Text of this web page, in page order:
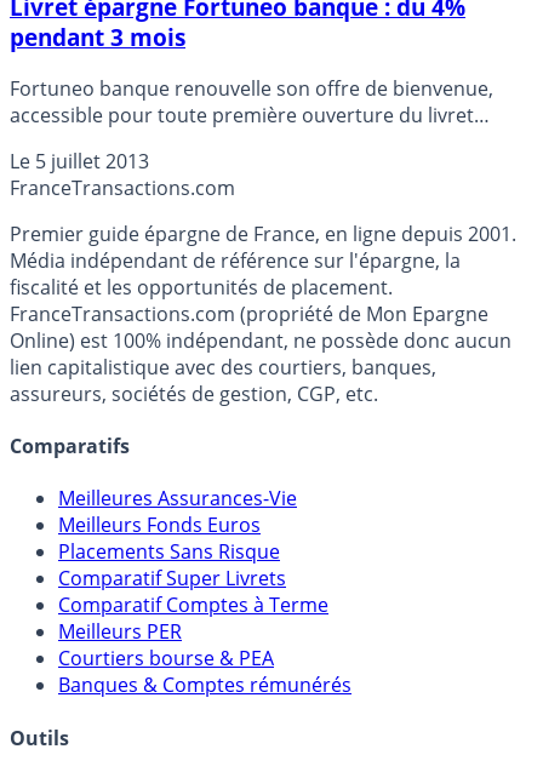
Livret épargne Fortuneo banque : du 4%
pendant 3 mois
Fortuneo banque renouvelle son offre de bienvenue,
accessible pour toute première ouverture du livret
Le 5 juillet 2013
FranceTransactions.com
Premier guide épargne de France, en ligne depuis 2001.
Média indépendant de référence sur l'épargne, la
fiscalité et les opportunités de placement.
FranceTransactions.com (propriété de Mon Epargne
Online) est 100% indépendant, ne possède donc aucun
lien capitalistique avec des courtiers, banques,
assureurs, sociétés de gestion, CGP, etc.
Comparatifs
Meilleures Assurances-Vie
Meilleurs Fonds Euros
Placements Sans Risque
Comparatif Super Livrets
Comparatif Comptes à Terme
Meilleurs PER
Courtiers bourse & PEA
Banques & Comptes rémunérés
Outils